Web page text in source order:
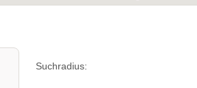
Suchradius: